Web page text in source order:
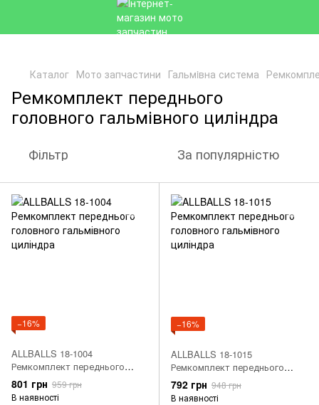
Каталог Мото запчастини Гальмiвна система
Ремкомплект переднього
головного гальмівного циліндра
Фільтр За популярністю
−16%
ALLBALLS 18-1004
Ремкомплект переднього
головного гальмівного
циліндра
801 грн 959 грн
В наявності
−16%
ALLBALLS 18-1015
Ремкомплект переднього
головного гальмівного
циліндра
792 грн 948 грн
В наявності